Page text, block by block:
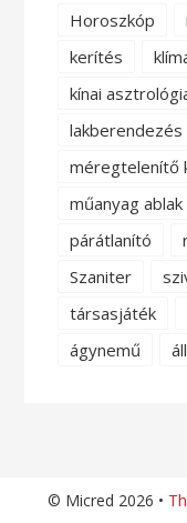
Horoszkóp
kerítés
kínai
lakberendezés
méregtelenítő
műanyag ablak
párátlanító
Szaniter
társasjáték
ágynemű
© Micred 2026 •